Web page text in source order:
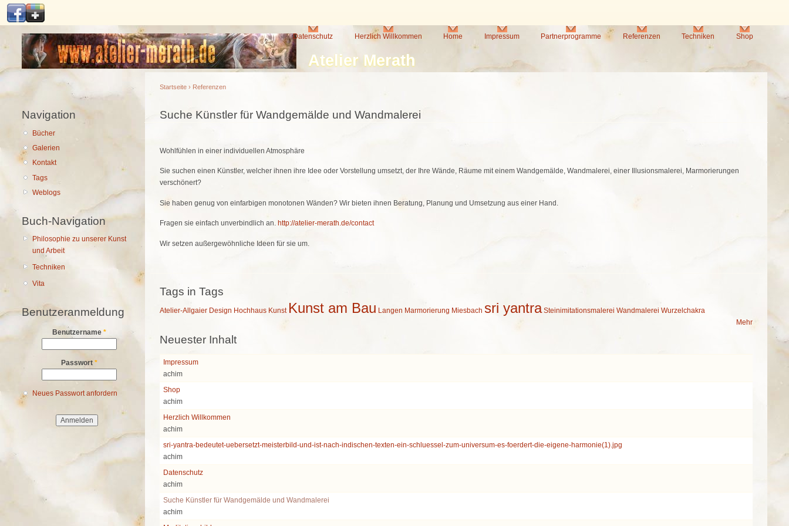
Inhalt
Atelier Merath
Hauptmenü Datenschutz Herzlich Willkommen Home Impressum Partnerprogramme Referenzen Techniken Shop
Navigation
Bücher
Galerien
Kontakt
Tags
Weblogs
Buch-Navigation
Philosophie zu unserer Kunst
und Arbeit
Techniken
Vita
Benutzeranmeldung
Benutzername *
Passwort *
Neues Passwort anfordern
Sie sind hier
Startseite › Referenzen
Suche Künstler für Wandgemälde und Wandmalerei
Wohlfühlen in einer individuellen Atmosphäre
Sie suchen einen Künstler, welcher ihnen ihre Idee oder Vorstellung umsetzt, der Ihre Wände, Räume mit einem Wandgemälde, Wandmalerei, einer Illusionsmalerei, Marmorierungen
verschönert?
Sie haben genug von einfarbigen monotonen Wänden? Wir bieten ihnen Beratung, Planung und Umsetzung aus einer Hand.
Fragen sie einfach unverbindlich an. http://atelier-merath.de/contact
Wir setzen außergewöhnliche Ideen für sie um.
Tags in Tags
Atelier-Allgaier Design Hochhaus Kunst Kunst am Bau Langen Marmorierung Miesbach sri yantra Steinimitationsmalerei Wandmalerei Wurzelchakra
Mehr
Neuester Inhalt
Impressum
achim
Shop
achim
Herzlich Willkommen
achim
sri-yantra-bedeutet-uebersetzt-meisterbild-und-ist-nach-indischen-texten-ein-schluessel-zum-universum-es-foerdert-die-eigene-harmonie(1).jpg
achim
Datenschutz
achim
Suche Künstler für Wandgemälde und Wandmalerei
achim